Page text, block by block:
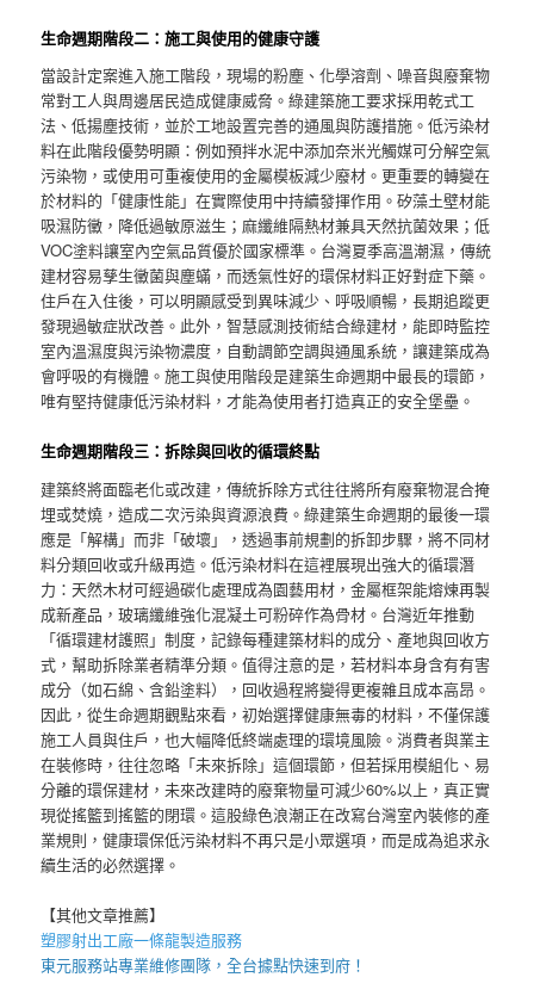
生命週期階段二：施工與使用的健康守護
當設計定案進入施工階段，現場的粉塵、化學溶劑、噪音與廢棄物
常對工人與周邊居民造成健康威脅。綠建築施工要求採用乾式工
法、低揚塵技術，並於工地設置完善的通風與防護措施。低污染材
料在此階段優勢明顯：例如預拌水泥中添加奈米光觸媒可分解空氣
污染物，或使用可重複使用的金屬模板減少廢材。更重要的轉變在
於材料的「健康性能」在實際使用中持續發揮作用。矽藻土壁材能
吸濕防黴，降低過敏原滋生；麻纖維隔熱材兼具天然抗菌效果；低
VOC塗料讓室內空氣品質優於國家標準。台灣夏季高溫潮濕，傳統
建材容易孳生黴菌與塵蟎，而透氣性好的環保材料正好對症下藥。
住戶在入住後，可以明顯感受到異味減少、呼吸順暢，長期追蹤更
發現過敏症狀改善。此外，智慧感測技術結合綠建材，能即時監控
室內溫濕度與污染物濃度，自動調節空調與通風系統，讓建築成為
會呼吸的有機體。施工與使用階段是建築生命週期中最長的環節，
唯有堅持健康低污染材料，才能為使用者打造真正的安全堡壘。
生命週期階段三：拆除與回收的循環終點
建築終將面臨老化或改建，傳統拆除方式往往將所有廢棄物混合掩
埋或焚燒，造成二次污染與資源浪費。綠建築生命週期的最後一環
應是「解構」而非「破壞」，透過事前規劃的拆卸步驟，將不同材
料分類回收或升級再造。低污染材料在這裡展現出強大的循環潛
力：天然木材可經過碳化處理成為園藝用材，金屬框架能熔煉再製
成新產品，玻璃纖維強化混凝土可粉碎作為骨材。台灣近年推動
「循環建材護照」制度，記錄每種建築材料的成分、產地與回收方
式，幫助拆除業者精準分類。值得注意的是，若材料本身含有有害
成分（如石綿、含鉛塗料），回收過程將變得更複雜且成本高昂。
因此，從生命週期觀點來看，初始選擇健康無毒的材料，不僅保護
施工人員與住戶，也大幅降低終端處理的環境風險。消費者與業主
在裝修時，往往忽略「未來拆除」這個環節，但若採用模組化、易
分離的環保建材，未來改建時的廢棄物量可減少60%以上，真正實
現從搖籃到搖籃的閉環。這股綠色浪潮正在改寫台灣室內裝修的產
業規則，健康環保低污染材料不再只是小眾選項，而是成為追求永
續生活的必然選擇。
【其他文章推薦】
塑膠射出工廠一條龍製造服務
東元服務站專業維修團隊，全台據點快速到府！